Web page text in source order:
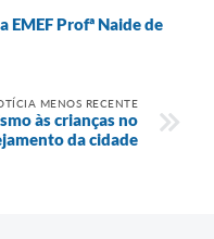
EMEF Profª Naide de
MENOS RECENTE
às crianças no
da cidade